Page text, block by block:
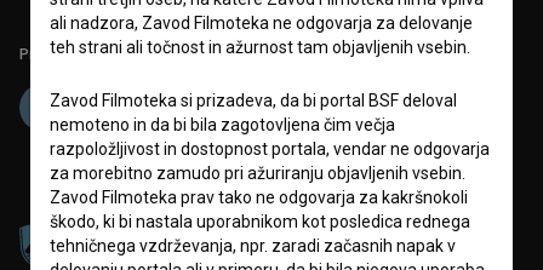
Projekt sofinancira:
ali nadzora, Zavod Filmoteka ne odgovarja za delovanje
teh strani ali točnost in ažurnost tam objavljenih vsebin.
Zavod Filmoteka si prizadeva, da bi portal BSF deloval
nemoteno in da bi bila zagotovljena čim večja
razpoložljivost in dostopnost portala, vendar ne odgovarja
za morebitno zamudo pri ažuriranju objavljenih vsebin.
Zavod Filmoteka prav tako ne odgovarja za kakršnokoli
škodo, ki bi nastala uporabnikom kot posledica rednega
tehničnega vzdrževanja, npr. zaradi začasnih napak v